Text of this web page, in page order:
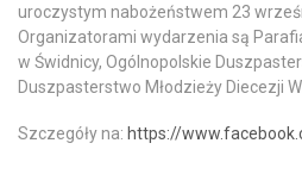
uroczystym nabożeństwem 23
Organizatorami wydarzenia są
w Świdnicy, Ogólnopolskie
Duszpasterstwo Młodzieży Diecezji
Szczegóły na: https://